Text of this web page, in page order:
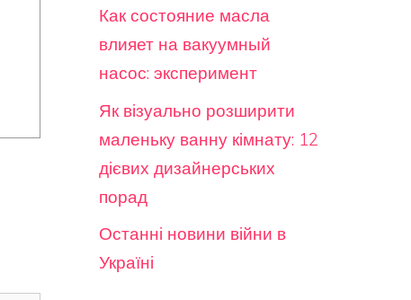
Как состояние масла
влияет на вакуумный
насос: эксперимент
Як візуально розширити
маленьку ванну кімнату: 12
дієвих дизайнерських
порад
Останні новини війни в
Україні